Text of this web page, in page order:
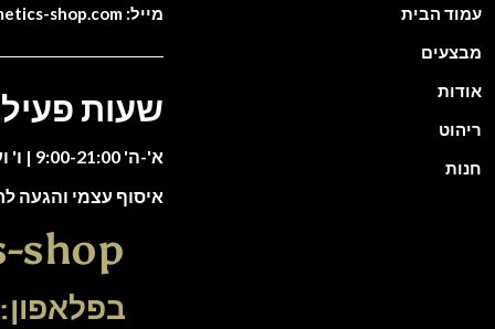
עמוד הבית
מבצעים
אודות
ריהוט
חנות
מייל: info@cosmetics-shop.com
שעות
א'-ה' 9:00-21:00 | ו' וערבי חג 9:00-13:00
איסוף עצמי והגעה
shop
בפלאפון: 051-5588135